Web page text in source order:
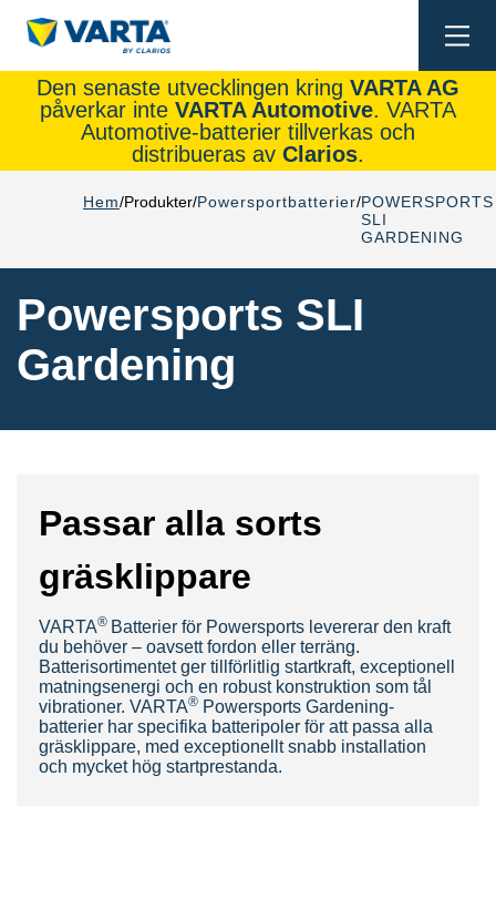
Den senaste utvecklingen kring VARTA AG
påverkar inte VARTA Automotive. VARTA
Automotive-batterier tillverkas och
distribueras av Clarios.
Hem Produkter Powersportbatterier POWERSPORTS
SLI
GARDENING
Powersports SLI
Gardening
Passar alla sorts
gräsklippare
VARTA® Batterier för Powersports levererar den kraft
du behöver – oavsett fordon eller terräng.
Batterisortimentet ger tillförlitlig startkraft, exceptionell
matningsenergi och en robust konstruktion som tål
vibrationer. VARTA® Powersports Gardening-
batterier har specifika batteripoler för att passa alla
gräsklippare, med exceptionellt snabb installation
och mycket hög startprestanda.